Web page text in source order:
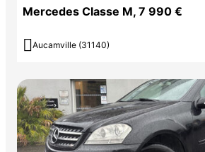
Mercedes Classe M, 7 990 €
 Aucamville (31140)